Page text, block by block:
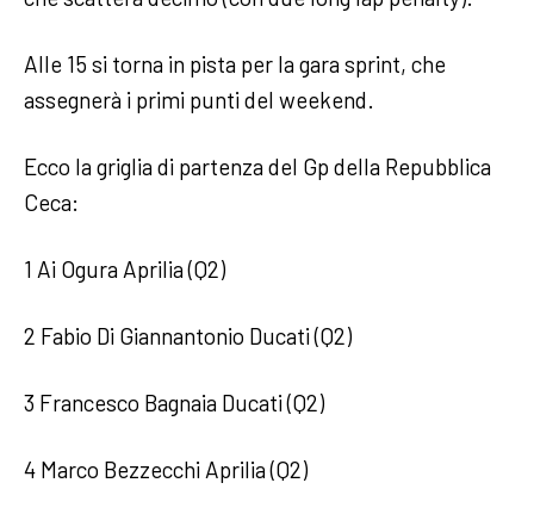
Alle 15 si torna in pista per la gara sprint, che
assegnerà i primi punti del weekend.
Ecco la griglia di partenza del Gp della Repubblica
Ceca:
1 Ai Ogura Aprilia (Q2)
2 Fabio Di Giannantonio Ducati (Q2)
3 Francesco Bagnaia Ducati (Q2)
4 Marco Bezzecchi Aprilia (Q2)